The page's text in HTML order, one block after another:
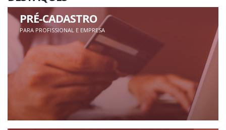
PRÉ-CADASTRO
PARA PROFISSIONAL E EMPRESA